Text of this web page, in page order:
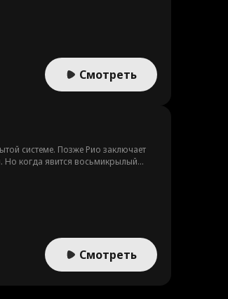
Смотреть
системе. Позже Рио заключает
Но когда явится восьмикрылый
Смотреть